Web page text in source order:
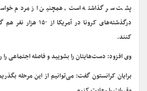
پشت سر گذاشته است، همچنین از مردم
درگذشته‌های کرونا در
کنند.
وی افزود: دست‌هایتان را بشویید و فاصله اجتماعی
برایان کرانستون گفت: می‌توانیم از این مرحله